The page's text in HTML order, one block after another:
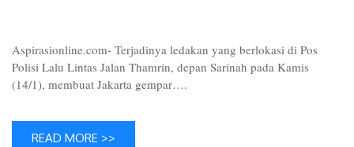
Aspirasionline.com- Terjadinya ledakan yang berlokasi di Pos
Polisi Lalu Lintas Jalan Thamrin, depan Sarinah pada Kamis
(14/1), membuat Jakarta gempar….
READ MORE >>